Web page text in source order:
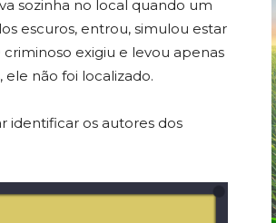
sozinha no local quando um
escuros, entrou, simulou estar
exigiu e levou apenas
ele não foi localizado.
identificar os autores dos